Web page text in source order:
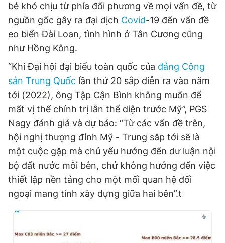
bẻ khó chịu từ phía đối phương về mọi vấn đề, từ
nguồn gốc gây ra đại dịch Covid-19 đến vấn đề
eo biển Đài Loan, tình hình ở Tân Cương cũng
như Hồng Kông.
“Khi Đại hội đại biểu toàn quốc của đảng Cộng
sản Trung Quốc lần thứ 20 sắp diễn ra vào năm
tới (2022), ông Tập Cận Bình không muốn để
mất vị thế chính trị lẫn thể diện trước Mỹ”, PGS
Nagy đánh giá và dự báo: “Từ các vấn đề trên,
hội nghị thượng đỉnh Mỹ - Trung sắp tới sẽ là
một cuộc gặp mà chủ yếu hướng đến dư luận nội
bộ đất nước mỗi bên, chứ không hướng đến việc
thiết lập nền tảng cho một mối quan hệ đối
ngoại mang tính xây dựng giữa hai bên”.t